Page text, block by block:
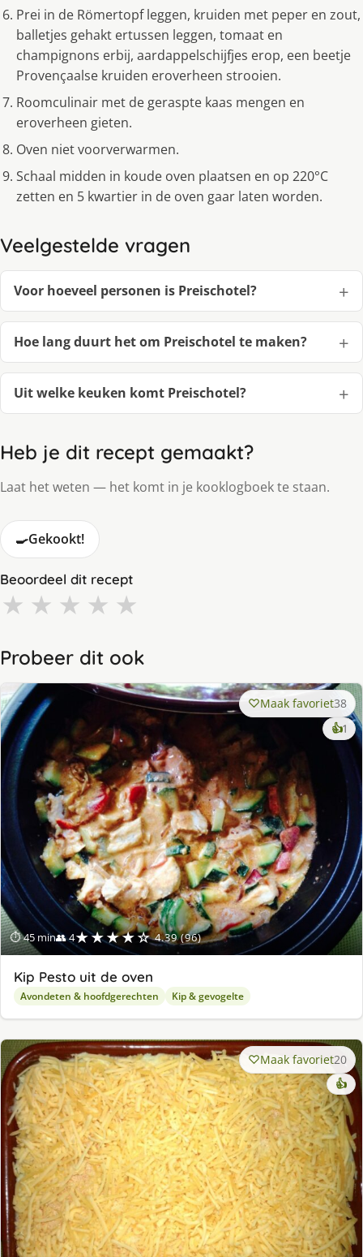
Prei in de Römertopf leggen, kruiden met peper en zout,
balletjes gehakt ertussen leggen, tomaat en
champignons erbij, aardappelschijfjes erop, een beetje
Provençaalse kruiden eroverheen strooien.
Roomculinair met de geraspte kaas mengen en
eroverheen gieten.
Oven niet voorverwarmen.
Schaal midden in koude oven plaatsen en op 220°C
zetten en 5 kwartier in de oven gaar laten worden.
Veelgestelde vragen
Voor hoeveel personen is Preischotel?
Hoe lang duurt het om Preischotel te maken?
Uit welke keuken komt Preischotel?
Heb je dit recept gemaakt?
Laat het weten — het komt in je kooklogboek te staan.
🍳Gekookt!
Beoordeel dit recept
★ ★ ★ ★ ★
Probeer dit ook
⏱ 45 min👥 4★★★★☆ 4.39 (96)
Maak favoriet38
👍1
Kip Pesto uit de oven
Avondeten & hoofdgerechten Kip & gevogelte
Maak favoriet20
👍